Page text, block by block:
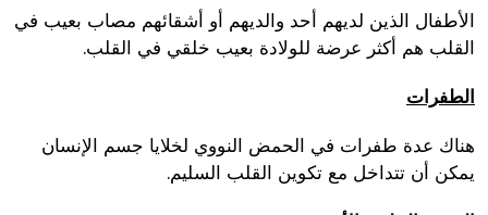
الأطفال الذين لديهم أحد والديهم أو أشقائهم مصاب بعيب في
القلب هم أكثر عرضة للولادة بعيب خلقي في القلب.
الطفرات
هناك عدة طفرات في الحمض النووي لخلايا جسم الإنسان
يمكن أن تتداخل مع تكوين القلب السليم.